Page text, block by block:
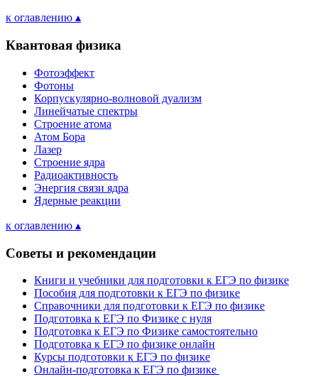
к оглавлению ▴
Квантовая физика
Фотоэффект
Фотоны
Корпускулярно-волновой дуализм
Линейчатые спектры
Строение атома
Атом Бора
Лазер
Строение ядра
Радиоактивность
Энергия связи ядра
Ядерные реакции
к оглавлению ▴
Советы и рекомендации
Книги и учебники для подготовки к ЕГЭ по физике
Пособия для подготовки к ЕГЭ по физике
Справочники для подготовки к ЕГЭ по физике
Подготовка к ЕГЭ по Физике с нуля
Подготовка к ЕГЭ по Физике самостоятельно
Подготовка к ЕГЭ по физике онлайн
Курсы подготовки к ЕГЭ по физике
Онлайн-подготовка к ЕГЭ по физике